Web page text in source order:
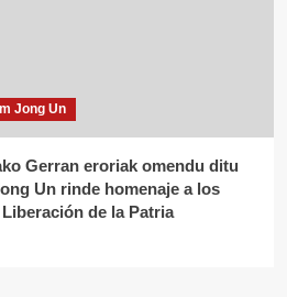
Jong Un
Gerran eroriak omendu ditu
Un rinde homenaje a los
de la Patria